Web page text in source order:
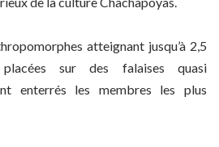
atteignant jusqu’à 2,5
sur des falaises quasi
enterrés les membres les plus